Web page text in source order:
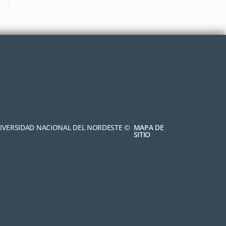
NACIONAL DEL NORDESTE © MAPA DE
SITIO